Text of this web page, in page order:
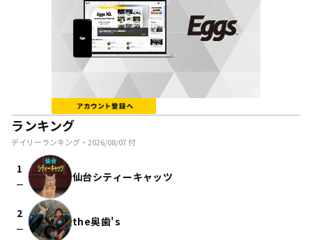
ランキング
デイリーランキング・ 2026/08/07付
1
check_indeterminate_small 仙台シティーキャッツ
2
check_indeterminate_small the奥歯's